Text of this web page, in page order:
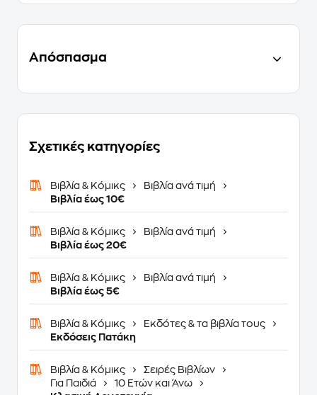
Απόσπασμα
Σχετικές κατηγορίες
Βιβλία & Κόμικς
Βιβλία ανά τιμή
Βιβλία έως 10€
Βιβλία & Κόμικς
Βιβλία ανά τιμή
Βιβλία έως 20€
Βιβλία & Κόμικς
Βιβλία ανά τιμή
Βιβλία έως 5€
Βιβλία & Κόμικς
Εκδότες & τα βιβλία τους
Εκδόσεις Πατάκη
Βιβλία & Κόμικς
Σειρές Βιβλίων
Για Παιδιά
10 Ετών και Άνω